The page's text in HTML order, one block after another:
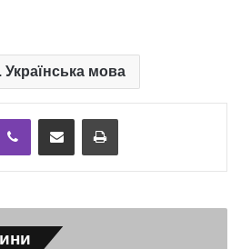
Українська мова
Viber Надіслати електронною поштоюНадрукувати